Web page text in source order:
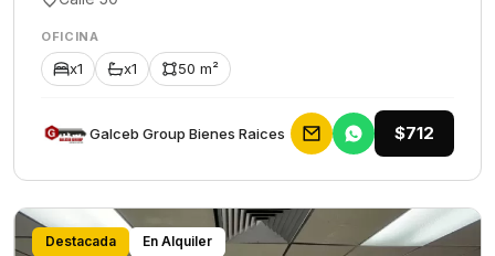
OFICINA
x1 x1 50 m²
Galceb Group Bienes Raices $712
Destacada En Alquiler